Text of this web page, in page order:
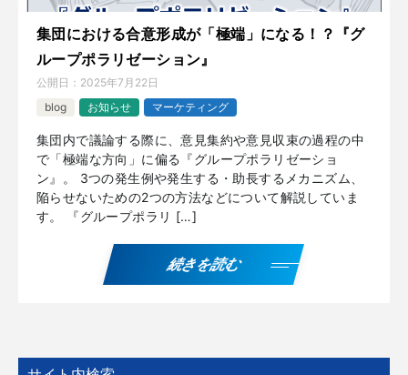
集団における合意形成が「極端」になる！？『グ
ループポラリゼーション』
公開日： 2025年7月22日
blog
お知らせ マーケティング
集団内で議論する際に、意見集約や意見収束の過程の中
で「極端な方向」に偏る『グループポラリゼーショ
ン』。 3つの発生例や発生する・助長するメカニズム、
陥らせないための2つの方法などについて解説していま
す。 『グループポラリ […]
続きを読む